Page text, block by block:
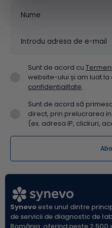
Sunt de acord cu
website-ului și am luat la
confidentialitate.
Sunt de acord să
direct, prin prelucrarea
(ex. adresa IP, clickuri,
Synevoeste unul dintre
de servicii de diagnostic de